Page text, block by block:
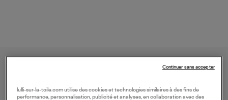
lulli-sur-la-toile.com utilise des cookies et technologies similaires à des fins de
performance, personnalisation, publicité et analyses, en collaboration avec des
Continuer sans accepter